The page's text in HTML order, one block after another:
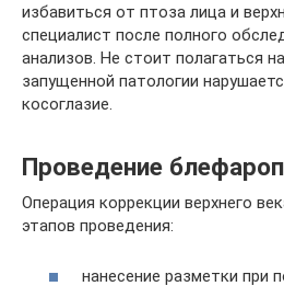
избавиться от птоза лица и
специалист после полного
анализов. Не стоит полагаться
запущенной патологии
косоглазие.
Проведение
Операция коррекции верхнего
этапов проведения:
нанесение разметки при